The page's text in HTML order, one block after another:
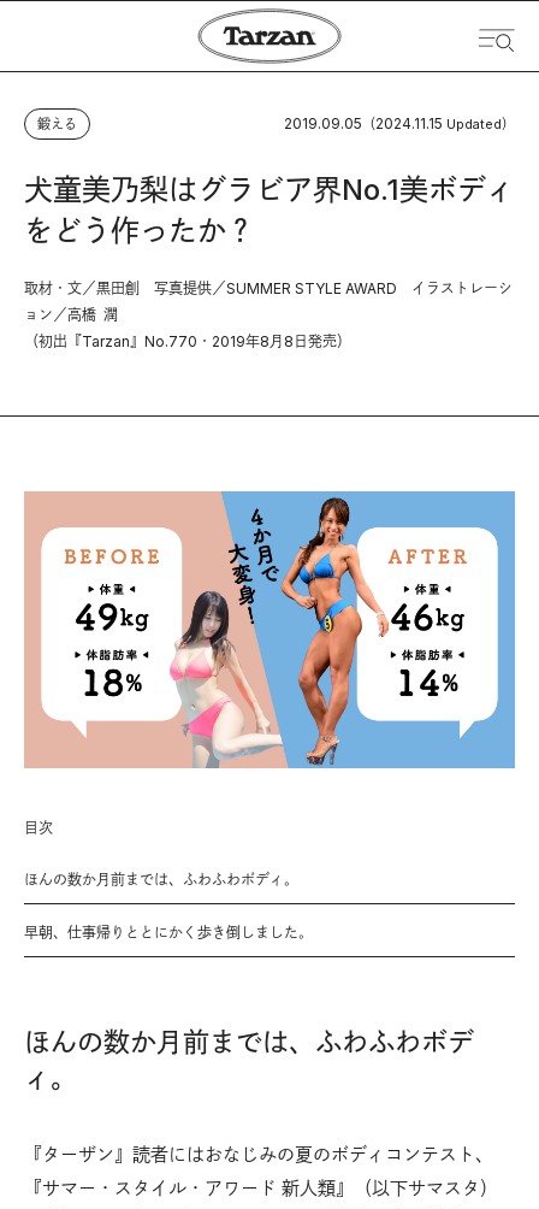
鍛える 2019.09.05 （2024.11.15 Updated）
犬童美乃梨はグラビア界No.1美ボディ
をどう作ったか？
取材・文／黒田創 写真提供／SUMMER STYLE AWARD イラストレーシ
ョン／高橋 潤
（初出『Tarzan』No.770・2019年8月8日発売）
目次
ほんの数か月前までは、ふわふわボディ。
早朝、仕事帰りととにかく歩き倒しました。
ほんの数か月前までは、ふわふわボデ
ィ。
『ターザン』読者にはおなじみの夏のボディコンテスト、
『サマー・スタイル・アワード 新人類』（以下サマスタ）